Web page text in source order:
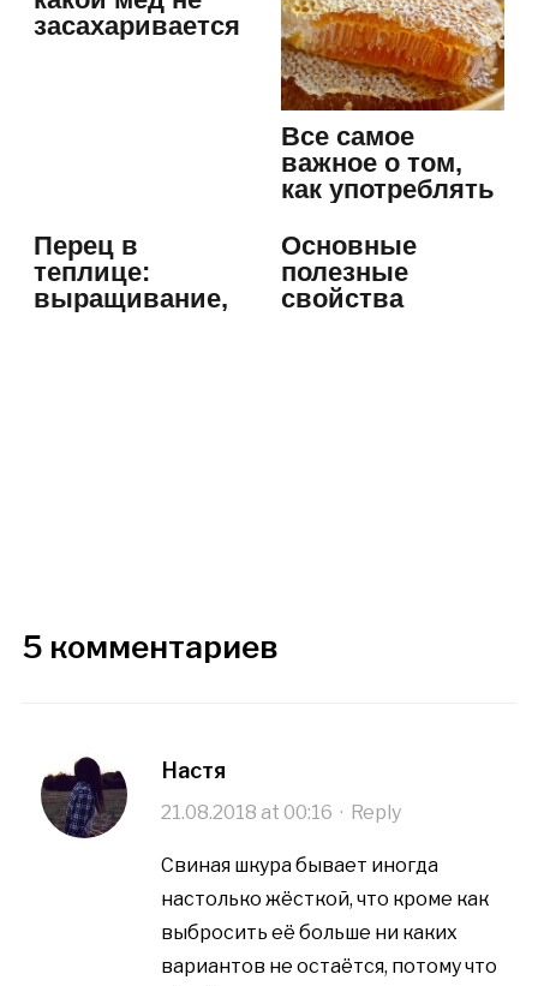
засахаривается
Все самое
важное о том,
как употреблять
Перец в
теплице:
выращивание,
Основные
полезные
свойства
5 комментариев
Настя
21.08.2018 at 00:16 · Reply
Свиная шкура бывает иногда
настолько жёсткой, что кроме как
выбросить её больше ни каких
вариантов не остаётся, потому что